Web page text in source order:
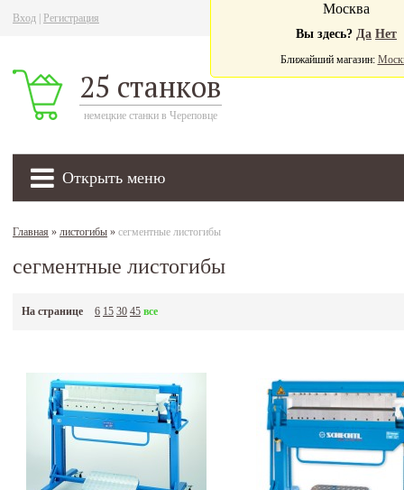
Вход Регистрация
25 станков
немецкие станки в Череповце
Открыть меню
Москва
Вы здесь? Да Нет
Ближайший магазин:
Главная » листогибы » сегментные листогибы
сегментные листогибы
На странице 6 15 30 45 все